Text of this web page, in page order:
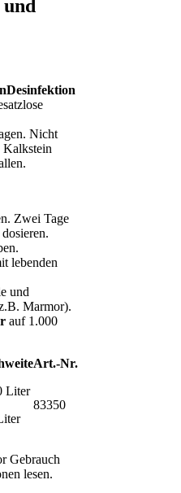
und
Nicht
Kalkstein
Zwei Tage
lebenden
und
Marmor).
auf 1.000
Art.-Nr.
Liter
83350
Gebrauch
lesen.